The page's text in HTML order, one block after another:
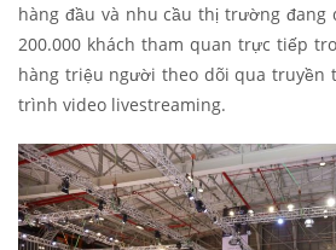
hàng đầu và nhu cầu thị trường đang
200.000 khách tham quan trực tiếp
hàng triệu người theo dõi qua truyền
trình video livestreaming.